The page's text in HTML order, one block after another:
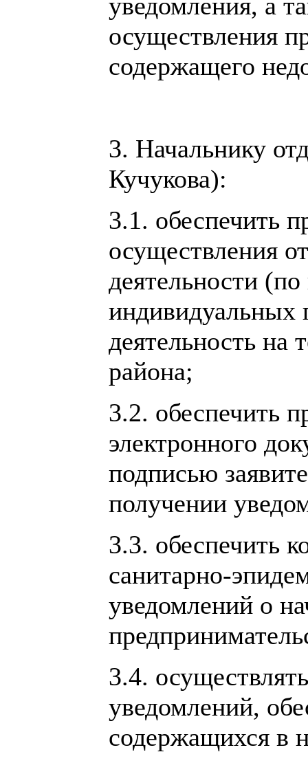
уведомления, а
осуществления
содержащего
3. Начальнику
Кучукова):
3.1. обеспечить
осуществления
деятельности
индивидуальных
деятельность на
района;
3.2. обеспечить
электронного
подписью
получении
3.3. обеспечить
санитарно-
уведомлений о
3.4.
уведомлений,
содержащихся в